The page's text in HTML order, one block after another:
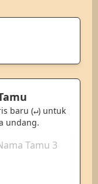
baru (↵) untuk
undang.